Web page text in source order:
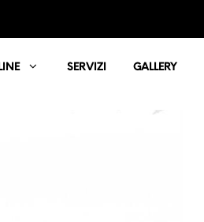
SERVIZI GALLERY